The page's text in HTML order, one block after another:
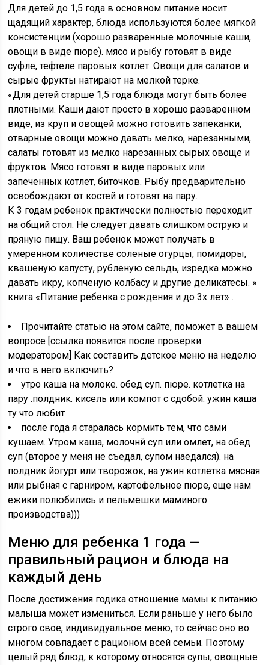
Для детей до 1,5 года в основном питание носит
щадящий характер, блюда используются более мягкой
консистенции (хорошо разваренные молочные каши,
овощи в виде пюре). мясо и рыбу готовят в виде
суфле, тефтеле паровых котлет. Овощи для салатов и
сырые фрукты натирают на мелкой терке.
«Для детей старше 1,5 года блюда могут быть более
плотными. Каши дают просто в хорошо разваренном
виде, из круп и овощей можно готовить запеканки,
отварные овощи можно давать мелко, нарезанными,
салаты готовят из мелко нарезанных сырых овоще и
фруктов. Мясо готовят в виде паровых или
запеченных котлет, биточков. Рыбу предварительно
освобождают от костей и готовят на пару.
К 3 годам ребенок практически полностью переходит
на общий стол. Не следует давать слишком острую и
пряную пищу. Ваш ребенок может получать в
умеренном количестве соленые огурцы, помидоры,
квашеную капусту, рубленую сельдь, изредка можно
давать икру, копченую колбасу и другие деликатесы. »
книга «Питание ребенка с рождения и до 3х лет» .
Прочитайте статью на этом сайте, поможет в вашем
вопросе [ссылка появится после проверки
модератором] Как составить детское меню на неделю
и что в него включить?
утро каша на молоке. обед суп. пюре. котлетка на
пару .полдник. кисель или компот с сдобой. ужин каша
ту что любит
после года я старалась кормить тем, что сами
кушаем. Утром каша, молочнй суп или омлет, на обед
суп (второе у меня не съедал, супом наедался). на
полдник йогурт или творожок, на ужин котлетка мясная
или рыбная с гарниром, картофельное пюре, еще нам
ежики полюбились и пельмешки маминого
производства)))
Меню для ребенка 1 года —
правильный рацион и блюда на
каждый день
После достижения годика отношение мамы к питанию
малыша может измениться. Если раньше у него было
строго свое, индивидуальное меню, то сейчас оно во
многом совпадает с рационом всей семьи. Поэтому
целый ряд блюд, к которому относятся супы, овощные